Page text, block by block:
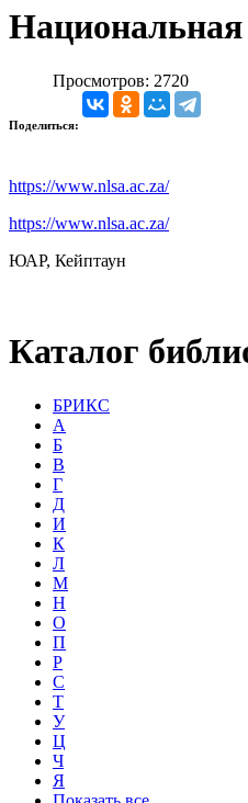
Просмотров: 2720
Поделиться:
https://www.nlsa.ac.za/
https://www.nlsa.ac.za/
ЮАР, Кейптаун
Каталог
БРИКС
А
Б
В
Г
Д
И
К
Л
М
Н
О
П
Р
С
Т
У
Ц
Ч
Я